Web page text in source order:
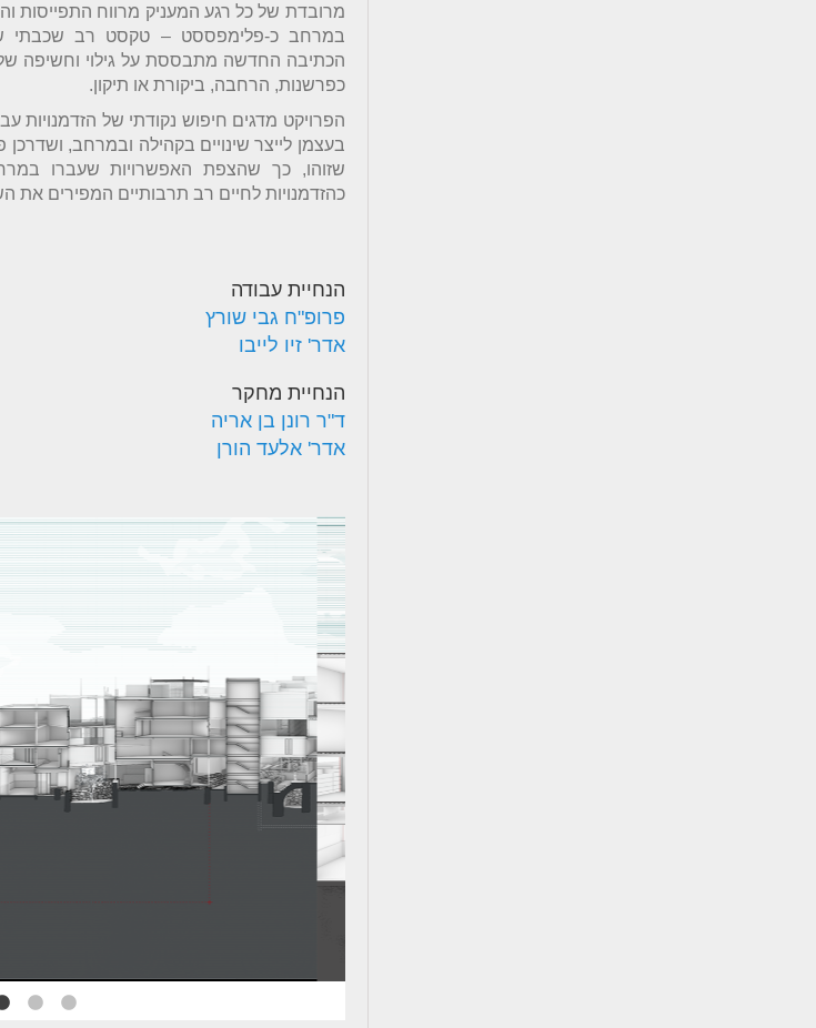
מרובדת של כל רגע המעניק מרווח התפייסות
במרחב כ-פלימפססט – טקסט רב שכבתי
הכתיבה החדשה מתבססת על גילוי וחשיפה
כפרשנות, הרחבה, ביקורת או תיקון.
הפרויקט מדגים חיפוש נקודתי של הזדמנויות
בעצמן לייצר שינויים בקהילה ובמרחב,
שזוהו, כך שהצפת האפשרויות שעברו
כהזדמנויות לחיים רב תרבותיים המפירים את
הנחיית עבודה
פרופ"ח גבי שורץ
אדר' זיו לייבו
הנחיית מחקר
ד"ר רונן בן אריה
אדר' אלעד הורן